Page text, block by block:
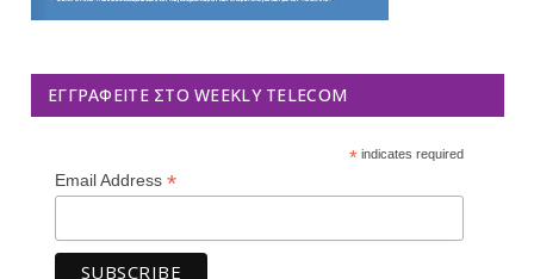
ΕΓΓΡΑΦΕΊΤΕ ΣΤΟ WEEKLY TELECOM
*indicates required
Email Address *